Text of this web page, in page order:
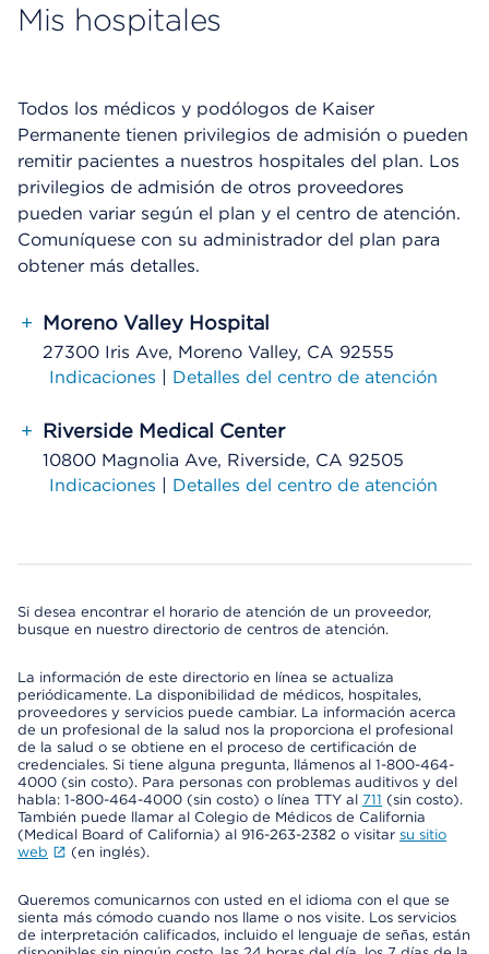
Mis hospitales
Todos los médicos y podólogos de Kaiser
Permanente tienen privilegios de admisión o pueden
remitir pacientes a nuestros hospitales del plan. Los
privilegios de admisión de otros proveedores
pueden variar según el plan y el centro de atención.
Comuníquese con su administrador del plan para
obtener más detalles.
+ Moreno Valley Hospital
27300 Iris Ave, Moreno Valley, CA 92555
Indicaciones | Detalles del centro de atención
+ Riverside Medical Center
10800 Magnolia Ave, Riverside, CA 92505
Indicaciones | Detalles del centro de atención
Si desea encontrar el horario de atención de un proveedor,
busque en nuestro directorio de centros de atención.
La información de este directorio en línea se actualiza
periódicamente. La disponibilidad de médicos, hospitales,
proveedores y servicios puede cambiar. La información acerca
de un profesional de la salud nos la proporciona el profesional
de la salud o se obtiene en el proceso de certificación de
credenciales. Si tiene alguna pregunta, llámenos al 1-800-464-
4000 (sin costo). Para personas con problemas auditivos y del
habla: 1-800-464-4000 (sin costo) o línea TTY al 711 (sin costo).
También puede llamar al Colegio de Médicos de California
(Medical Board of California) al 916-263-2382 o visitar su sitio
web
(en inglés).
Queremos comunicarnos con usted en el idioma con el que se
sienta más cómodo cuando nos llame o nos visite. Los servicios
de interpretación calificados, incluido el lenguaje de señas, están